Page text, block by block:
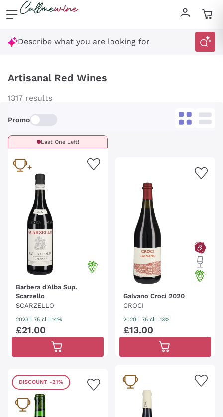
Skip to content
Describe what you are looking for
Artisanal Red Wines
1317 results
Promo
Last One Left!
Barbera d'Alba Sup.
Scarzello
SCARZELLO
2023 75 cl | 14%
£21.00
Galvano Croci 2020
CROCI
2020 75 cl | 13%
£13.00
DISCOUNT -21%